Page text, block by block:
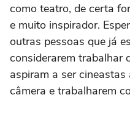
como teatro, de certa
e muito inspirador.
outras pessoas que já
considerarem trabalhar
aspiram a ser
câmera e trabalharem